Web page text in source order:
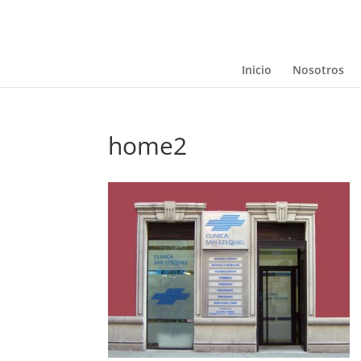
Inicio Nosotros
home2